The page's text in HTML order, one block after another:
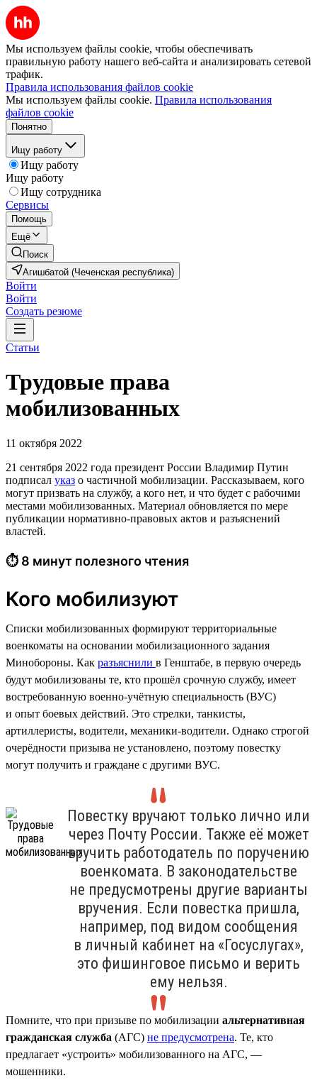
Мы используем файлы cookie, чтобы обеспечивать
правильную работу нашего веб-сайта и анализировать сетевой
трафик.
Правила использования файлов cookie
Мы используем файлы cookie. Правила использования
файлов cookie
Понятно
Ищу работу
Ищу работу
Ищу работу
Ищу сотрудника
Сервисы
Помощь
Ещё
Поиск
Агишбатой (Чеченская республика)
Войти
Войти
Создать резюме
Статьи
Трудовые права
мобилизованных
11 октября 2022
21 сентября 2022 года президент России Владимир Путин
подписал указ о частичной мобилизации. Рассказываем, кого
могут призвать на службу, а кого нет, и что будет с рабочими
местами мобилизованных. Материал обновляется по мере
публикации нормативно-правовых актов и разъяснений
властей.
⏱ 8 минут полезного чтения
Кого мобилизуют
Списки мобилизованных формируют территориальные
военкоматы на основании мобилизационного задания
Минобороны. Как разъяснили в Генштабе, в первую очередь
будут мобилизованы те, кто прошёл срочную службу, имеет
востребованную военно-учётную специальность (ВУС)
и опыт боевых действий. Это стрелки, танкисты,
артиллеристы, водители, механики-водители. Однако строгой
очерёдности призыва не установлено, поэтому повестку
могут получить и граждане с другими ВУС.
Повестку вручают только лично или
через Почту России. Также её может
вручить работодатель по поручению
военкомата. В законодательстве
не предусмотрены другие варианты
вручения. Если повестка пришла,
например, под видом сообщения
в личный кабинет на «Госуслугах»,
это фишинговое письмо и верить
ему нельзя.
Помните, что при призыве по мобилизации альтернативная
гражданская служба (АГС) не предусмотрена. Те, кто
предлагает «устроить» мобилизованного на АГС, —
мошенники.